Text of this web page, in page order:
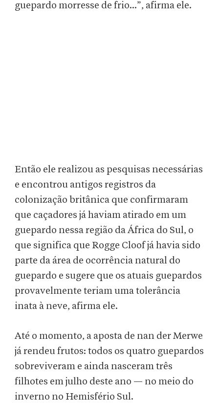
guepardo morresse de frio...”, afirma ele.
Então ele realizou as pesquisas necessárias
e encontrou antigos registros da
colonização britânica que confirmaram
que caçadores já haviam atirado em um
guepardo nessa região da África do Sul, o
que significa que Rogge Cloof já havia sido
parte da área de ocorrência natural do
guepardo e sugere que os atuais guepardos
provavelmente teriam uma tolerância
inata à neve, afirma ele.
Até o momento, a aposta de nan der Merwe
já rendeu frutos: todos os quatro guepardos
sobreviveram e ainda nasceram três
filhotes em julho deste ano — no meio do
inverno no Hemisfério Sul.